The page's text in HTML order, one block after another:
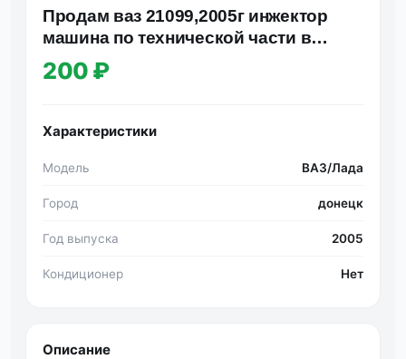
Продам ваз 21099,2005г инжектор
машина по технической части в
идеале, двигатель сделан, ко…
200 ₽
Характеристики
Модель ВАЗ/Лада
Город донецк
Год выпуска 2005
Кондиционер Нет
Описание